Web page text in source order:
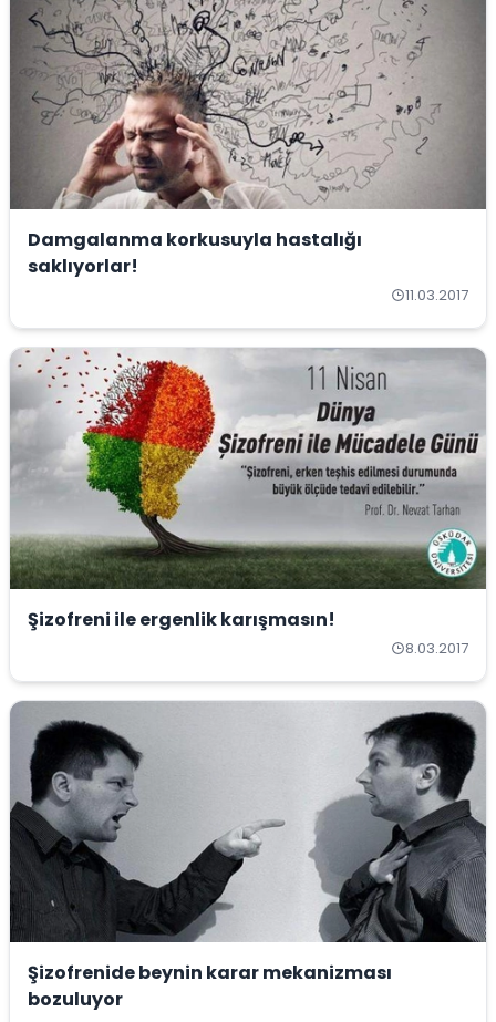
Damgalanma korkusuyla hastalığı
saklıyorlar!
11.03.2017
Şizofreni ile ergenlik karışmasın!
8.03.2017
Şizofrenide beynin karar mekanizması
bozuluyor